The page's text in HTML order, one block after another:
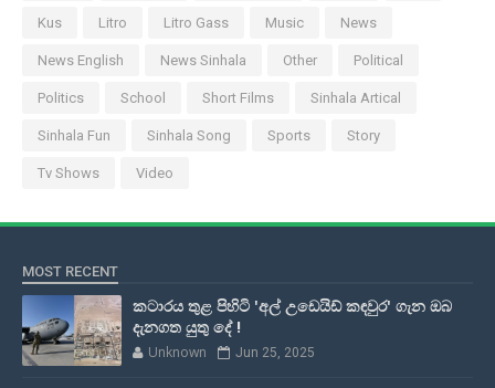
Kus Litro Litro Gass Music News
News English News Sinhala Other Political
Politics School Short Films Sinhala Artical
Sinhala Fun Sinhala Song Sports Story
Tv Shows Video
MOST RECENT
කටාරය තුළ පිහිටි 'අල් උඩෙයිඩ් කඳවුර' ගැන ඔබ
දැනගත යුතු දේ !
Unknown Jun 25, 2025